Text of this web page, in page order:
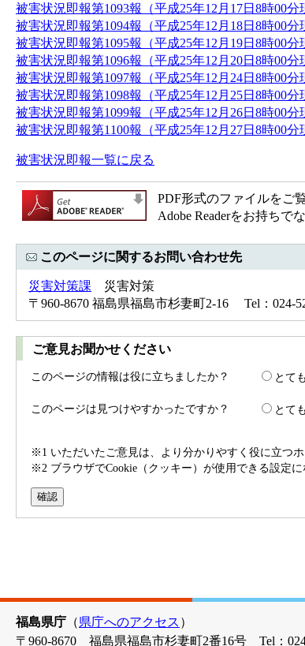
被害状況即報第1093報（平成25年12月17日8時00
被害状況即報第1094報（平成25年12月18日8時00
被害状況即報第1095報（平成25年12月19日8時00
被害状況即報第1096報（平成25年12月20日8時00
被害状況即報第1097報（平成25年12月24日8時00
被害状況即報第1098報（平成25年12月25日8時00
被害状況即報第1099報（平成25年12月26日8時00
被害状況即報第1100報（平成25年12月27日8時00
被害状況即報一覧に戻る
PDF形式のファイルをご
Adobe Readerをお持ちで
このページに関するお問い合わせ先
災害対策課 災害対策
〒960-8670 福島県福島市杉妻町2-16 Tel：
ご意見お聞かせください
このページの情報は役に立ちましたか？ とても
このページは見つけやすかったですか？
とても
※1 いただいたご意見は、より分かりやすく役に立つ
※2 ブラウザでCookie（クッキー）が使用できる設定
福島県庁 （県庁へのアクセス ）
〒960-8670 福島県福島市杉妻町2番16号 Tel：